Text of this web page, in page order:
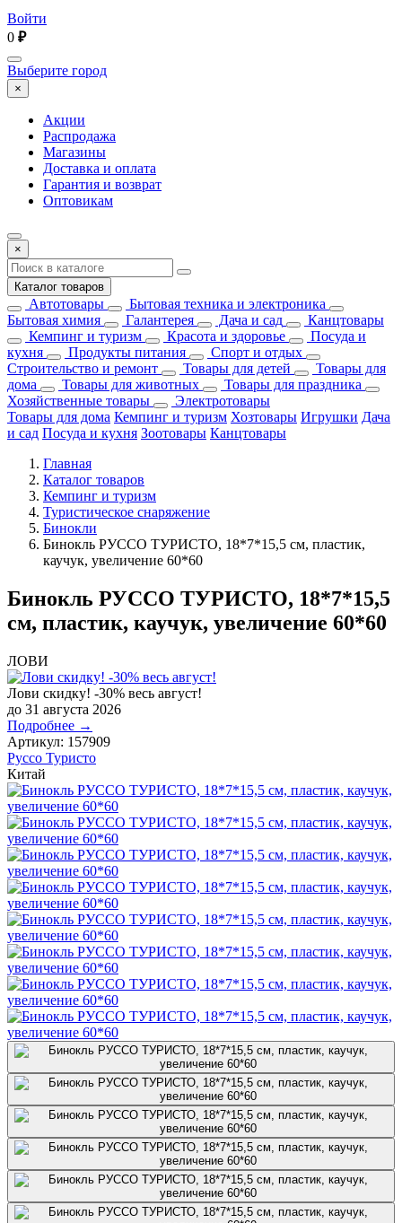
Войти
0 ₽
Выберите город
×
Акции
Распродажа
Магазины
Доставка и оплата
Гарантия и возврат
Оптовикам
×
Каталог товаров
Автотовары
Бытовая техника и электроника
Бытовая химия
Галантерея Дача и сад
Канцтовары
Кемпинг и туризм
Красота и здоровье
Посуда и
кухня
Продукты питания
Спорт и отдых
Строительство и ремонт
Товары для детей
Товары для
дома
Товары для животных
Товары для праздника
Хозяйственные товары
Электротовары
Товары для дома Кемпинг и туризм Хозтовары Игрушки Дача
и сад Посуда и кухня Зоотовары Канцтовары
Главная
Каталог товаров
Кемпинг и туризм
Туристическое снаряжение
Бинокли
Бинокль РУССО ТУРИСТО, 18*7*15,5 см, пластик,
каучук, увеличение 60*60
Бинокль РУССО ТУРИСТО, 18*7*15,5
см, пластик, каучук, увеличение 60*60
ЛОВИ
Лови скидку! -30% весь август!
до 31 августа 2026
Подробнее →
Артикул: 157909
Руссо Туристо
Китай